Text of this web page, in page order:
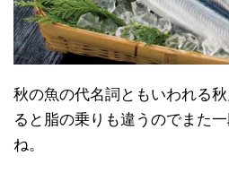
秋の魚の代名詞ともいわれる
ると脂の乗りも違うのでまた
ね。